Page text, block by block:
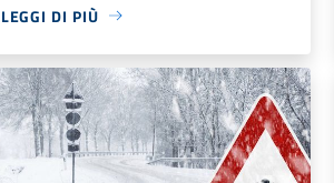
LEGGI DI PIÙ